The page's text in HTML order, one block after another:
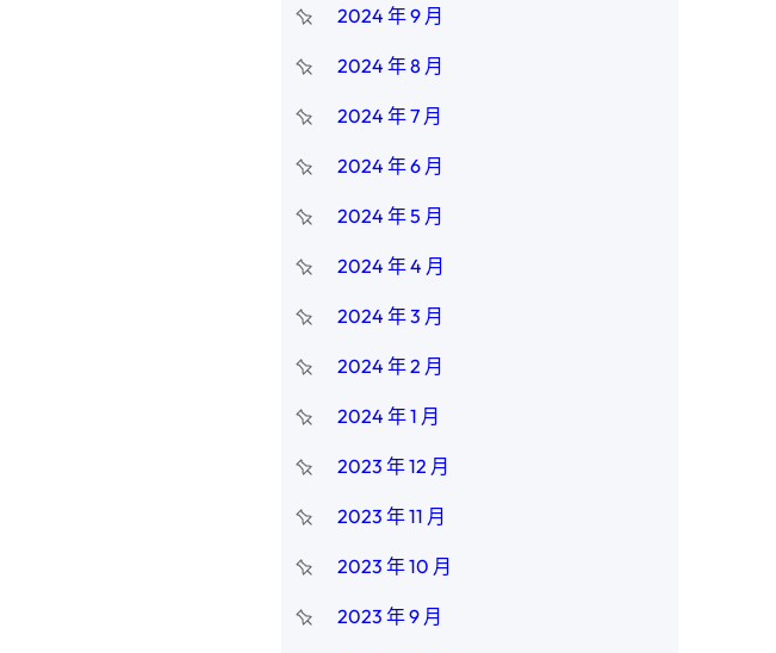
2024 年 9 月
2024 年 8 月
2024 年 7 月
2024 年 6 月
2024 年 5 月
2024 年 4 月
2024 年 3 月
2024 年 2 月
2024 年 1 月
2023 年 12 月
2023 年 11 月
2023 年 10 月
2023 年 9 月